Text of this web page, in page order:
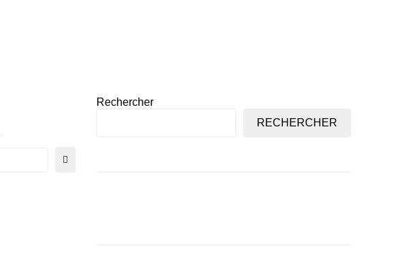
Rechercher
RECHERCHER